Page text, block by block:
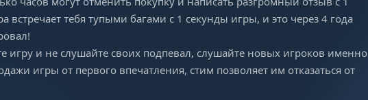
встречает тебя тупыми багами с 1 секунды игры, и это через 4 года
игру и не слушайте своих подпевал, слушайте новых игроков именно
игры от первого впечатления, стим позволяет им отказаться от